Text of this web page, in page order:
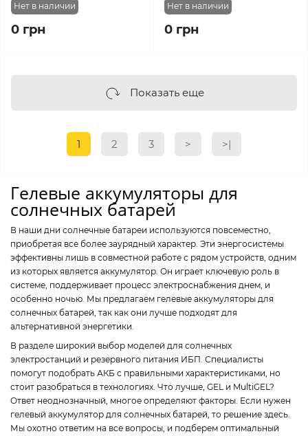
Нет в наличии
0 грн
Нет в наличии
0 грн
Показать еще
1 2 3 > >|
Гелевые аккумуляторы для
солнечных батарей
В наши дни солнечные батареи используются повсеместно,
приобретая все более заурядный характер. Эти энергосистемы
эффективны лишь в совместной работе с рядом устройств, одним
из которых является аккумулятор. Он играет ключевую роль в
системе, поддерживает процесс электроснабжения днем, и
особенно ночью. Мы предлагаем гелевые аккумуляторы для
солнечных батарей, так как они лучше подходят для
альтернативной энергетики.
В разделе широкий выбор моделей для солнечных
электростанций и резервного питания ИБП. Специалисты
помогут подобрать АКБ с правильными характеристиками, но
стоит разобраться в технологиях. Что лучше, GEL и MultiGEL?
Ответ неоднозначный, многое определяют факторы. Если нужен
гелевый аккумулятор для солнечных батарей, то решение здесь.
Мы охотно ответим на все вопросы, и подберем оптимальный